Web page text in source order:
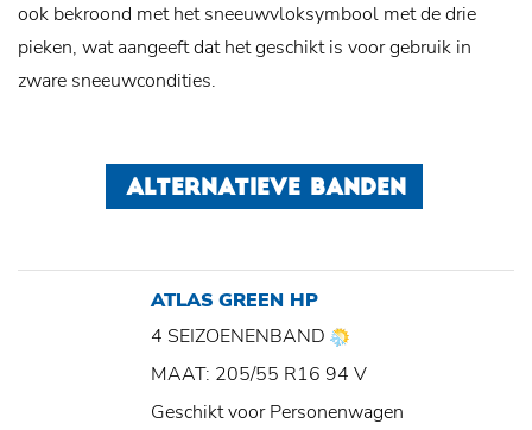
ook bekroond met het sneeuwvloksymbool met de drie
pieken, wat aangeeft dat het geschikt is voor gebruik in
zware sneeuwcondities.
ALTERNATIEVE BANDEN
ATLAS GREEN HP
4 SEIZOENENBAND
MAAT: 205/55 R16 94 V
Geschikt voor Personenwagen